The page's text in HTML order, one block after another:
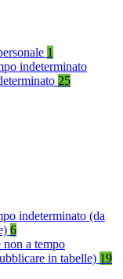
1
indeterminato
25
indeterminato (da
6
non a tempo
in tabelle) 19